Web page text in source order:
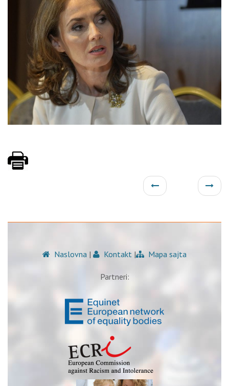
Naslovna | Kontakt | Mapa sajta
Partneri: